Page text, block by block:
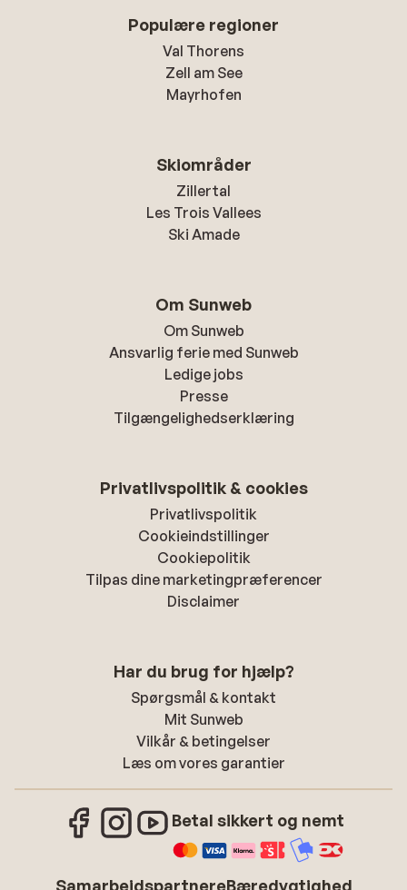
Populære regioner
Val Thorens
Zell am See
Mayrhofen
Skiområder
Zillertal
Les Trois Vallees
Ski Amade
Om Sunweb
Om Sunweb
Ansvarlig ferie med Sunweb
Ledige jobs
Presse
Tilgængelighedserklæring
Privatlivspolitik & cookies
Privatlivspolitik
Cookieindstillinger
Cookiepolitik
Tilpas dine marketingpræferencer
Disclaimer
Har du brug for hjælp?
Spørgsmål & kontakt
Mit Sunweb
Vilkår & betingelser
Læs om vores garantier
Betal sikkert og nemt
SamarbejdspartnereBæredygtighed